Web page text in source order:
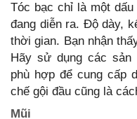
Tóc bạc chỉ là một
đang diễn ra. Độ dày,
thời gian. Bạn nhận
Hãy sử dụng các
phù hợp để cung cấp
chế gội đầu cũng là
Mũi